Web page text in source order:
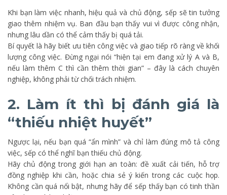
Khi bạn làm việc nhanh, hiệu quả và chủ động, sếp sẽ tin tưởng
giao thêm nhiệm vụ. Ban đầu bạn thấy vui vì được công nhận,
nhưng lâu dần có thể cảm thấy bị quá tải.
Bí quyết là hãy biết ưu tiên công việc và giao tiếp rõ ràng về khối
lượng công việc. Đừng ngại nói “hiện tại em đang xử lý A và B,
nếu làm thêm C thì cần thêm thời gian” – đây là cách chuyên
nghiệp, không phải từ chối trách nhiệm.
2. Làm ít thì bị đánh giá là
“thiếu nhiệt huyết”
Ngược lại, nếu bạn quá “ẩn mình” và chỉ làm đúng mô tả công
việc, sếp có thể nghĩ bạn thiếu chủ động.
Hãy chủ động trong giới hạn an toàn: đề xuất cải tiến, hỗ trợ
đồng nghiệp khi cần, hoặc chia sẻ ý kiến trong các cuộc họp.
Không cần quá nổi bật, nhưng hãy để sếp thấy bạn có tinh thần